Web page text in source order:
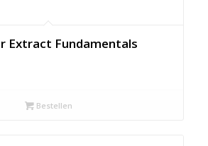
Extract Fundamentals
Bestellen